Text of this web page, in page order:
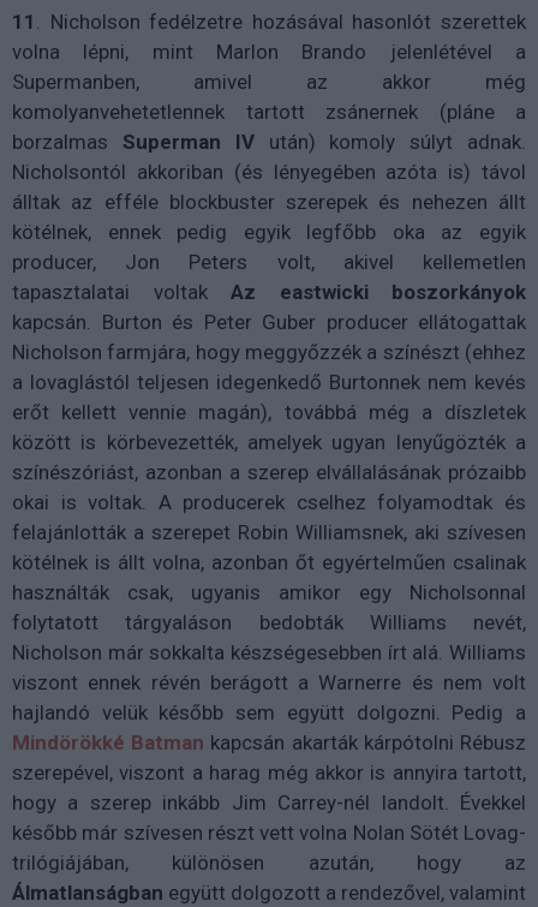
11 . Nicholson fedélzetre hozásával hasonlót szerettek
volna lépni, mint Marlon Brando jelenlétével a
Supermanben, amivel az akkor még
komolyanvehetetlennek tartott zsánernek (pláne a
borzalmas Superman IV után) komoly súlyt adnak.
Nicholsontól akkoriban (és lényegében azóta is) távol
álltak az efféle blockbuster szerepek és nehezen állt
kötélnek, ennek pedig egyik legfőbb oka az egyik
producer, Jon Peters volt, akivel kellemetlen
tapasztalatai voltak Az eastwicki boszorkányok
kapcsán. Burton és Peter Guber producer ellátogattak
Nicholson farmjára, hogy meggyőzzék a színészt (ehhez
a lovaglástól teljesen idegenkedő Burtonnek nem kevés
erőt kellett vennie magán), továbbá még a díszletek
között is körbevezették, amelyek ugyan lenyűgözték a
színészóriást, azonban a szerep elvállalásának prózaibb
okai is voltak. A producerek cselhez folyamodtak és
felajánlották a szerepet Robin Williamsnek, aki szívesen
kötélnek is állt volna, azonban őt egyértelműen csalinak
használták csak, ugyanis amikor egy Nicholsonnal
folytatott tárgyaláson bedobták Williams nevét,
Nicholson már sokkalta készségesebben írt alá. Williams
viszont ennek révén berágott a Warnerre és nem volt
hajlandó velük később sem együtt dolgozni. Pedig a
Mindörökké Batman kapcsán akarták kárpótolni Rébusz
szerepével, viszont a harag még akkor is annyira tartott,
hogy a szerep inkább Jim Carrey-nél landolt. Évekkel
később már szívesen részt vett volna Nolan Sötét Lovag-
trilógiájában, különösen azután, hogy az
Álmatlanságban együtt dolgozott a rendezővel, valamint